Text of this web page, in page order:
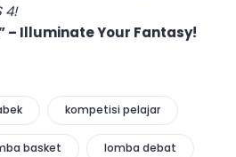
4!
– Illuminate Your Fantasy!
kompetisi pelajar
basket lomba debat